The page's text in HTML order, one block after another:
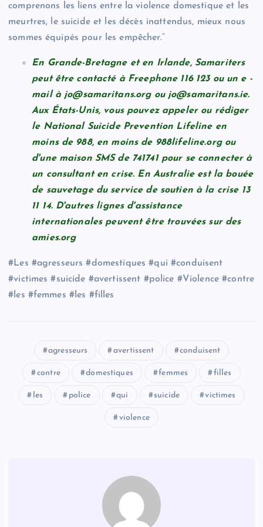
comprenons les liens entre la violence domestique et les
meurtres, le suicide et les décès inattendus, mieux nous
sommes équipés pour les empêcher.”
En Grande-Bretagne et en Irlande, Samariters
peut être contacté à Freephone 116 123 ou un e -
mail à jo@samaritans.orgou jo@samaritans.ie.
Aux États-Unis, vous pouvez appeler ou rédiger
le National Suicide Prevention Lifeline en
moins de 988, en moins de 988lifeline.org ou
d'une maison SMS de 741741 pour se connecter à
un consultant en crise. En Australie est la bouée
de sauvetage du service de soutien à la crise 13
11 14. D'autres lignes d'assistance
internationales peuvent être trouvées sur des
amies.org
#Les #agresseurs #domestiques #qui #conduisent
#victimes #suicide #avertissent #police #Violence #contre
#les #femmes #les #filles
agresseurs avertissent conduisent
contre domestiques femmes filles
les police qui suicide victimes
violence